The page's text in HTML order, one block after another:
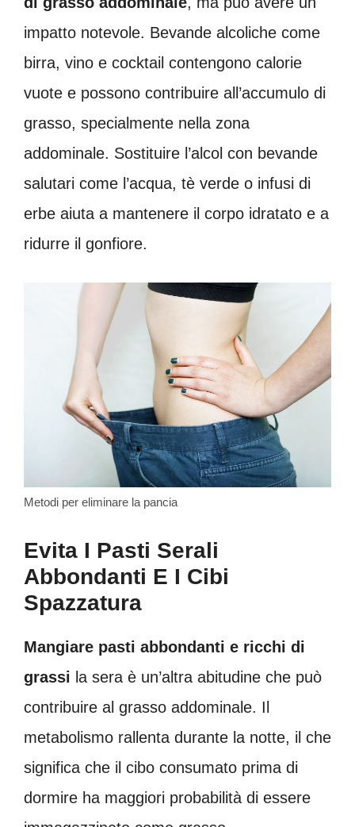
impatto notevole. Bevande alcoliche come
birra, vino e cocktail contengono calorie
vuote e possono contribuire all’accumulo di
grasso, specialmente nella zona
addominale. Sostituire l’alcol con bevande
salutari come l’acqua, tè verde o infusi di
erbe aiuta a mantenere il corpo idratato e a
ridurre il gonfiore.
Metodi per eliminare la pancia
Evita I Pasti Serali
Abbondanti E I Cibi
Spazzatura
Mangiare pasti abbondanti e ricchi di
grassi la sera è un’altra abitudine che può
contribuire al grasso addominale. Il
metabolismo rallenta durante la notte, il che
significa che il cibo consumato prima di
dormire ha maggiori probabilità di essere